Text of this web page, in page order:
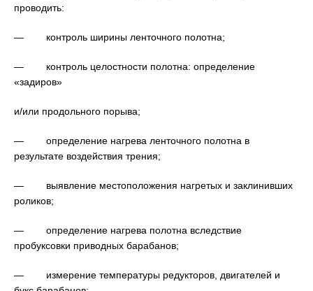
проводить:
— контроль ширины ленточного полотна;
— контроль целостности полотна: определение
«задиров»
и/или продольного порыва;
— определение нагрева ленточного полотна в
результате воздействия трения;
— выявление местоположения нагретых и заклинивших
роликов;
— определение нагрева полотна вследствие
пробуксовки приводных барабанов;
— измерение температуры редукторов, двигателей и